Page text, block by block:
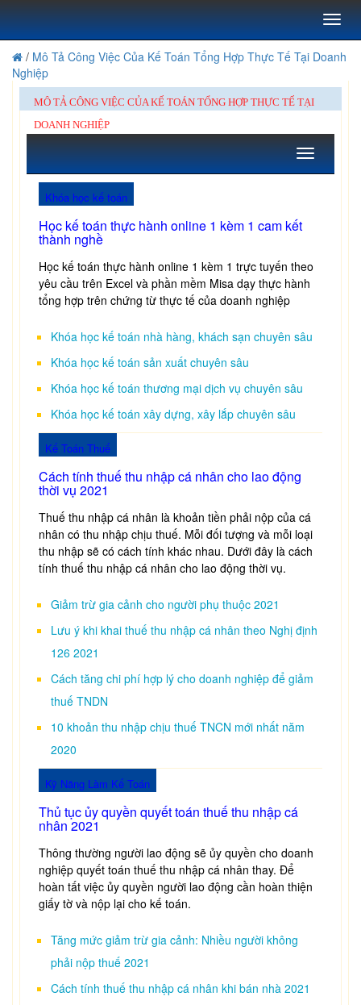
Toggle
/ Mô Tả Công Việc Của Kế Toán Tổng Hợp Thực Tế Tại Doanh
Nghiệp
MÔ TẢ CÔNG VIỆC CỦA KẾ TOÁN TỔNG HỢP THỰC TẾ TẠI
DOANH NGHIỆP
Toggle
Khóa học kế toán
Học kế toán thực hành online 1 kèm 1 cam kết
thành nghề
Học kế toán thực hành online 1 kèm 1 trực tuyến theo
yêu cầu trên Excel và phần mềm Misa dạy thực hành
tổng hợp trên chứng từ thực tế của doanh nghiệp
Khóa học kế toán nhà hàng, khách sạn chuyên sâu
Khóa học kế toán sản xuất chuyên sâu
Khóa học kế toán thương mại dịch vụ chuyên sâu
Khóa học kế toán xây dựng, xây lắp chuyên sâu
Kế Toán Thuế
Cách tính thuế thu nhập cá nhân cho lao động
thời vụ 2021
Thuế thu nhập cá nhân là khoản tiền phải nộp của cá
nhân có thu nhập chịu thuế. Mỗi đối tượng và mỗi loại
thu nhập sẽ có cách tính khác nhau. Dưới đây là cách
tính thuế thu nhập cá nhân cho lao động thời vụ.
Giảm trừ gia cảnh cho người phụ thuộc 2021
Lưu ý khi khai thuế thu nhập cá nhân theo Nghị định
126 2021
Cách tăng chi phí hợp lý cho doanh nghiệp để giảm
thuế TNDN
10 khoản thu nhập chịu thuế TNCN mới nhất năm
2020
Kỹ Năng Làm Kế Toán
Thủ tục ủy quyền quyết toán thuế thu nhập cá
nhân 2021
Thông thường người lao động sẽ ủy quyền cho doanh
nghiệp quyết toán thuế thu nhập cá nhân thay. Để
hoàn tất việc ủy quyền người lao động cần hoàn thiện
giấy tờ và nộp lại cho kế toán.
Tăng mức giảm trừ gia cảnh: Nhiều người không
phải nộp thuế 2021
Cách tính thuế thu nhập cá nhân khi bán nhà 2021